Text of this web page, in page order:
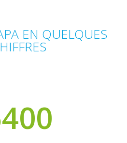
EN QUELQUES